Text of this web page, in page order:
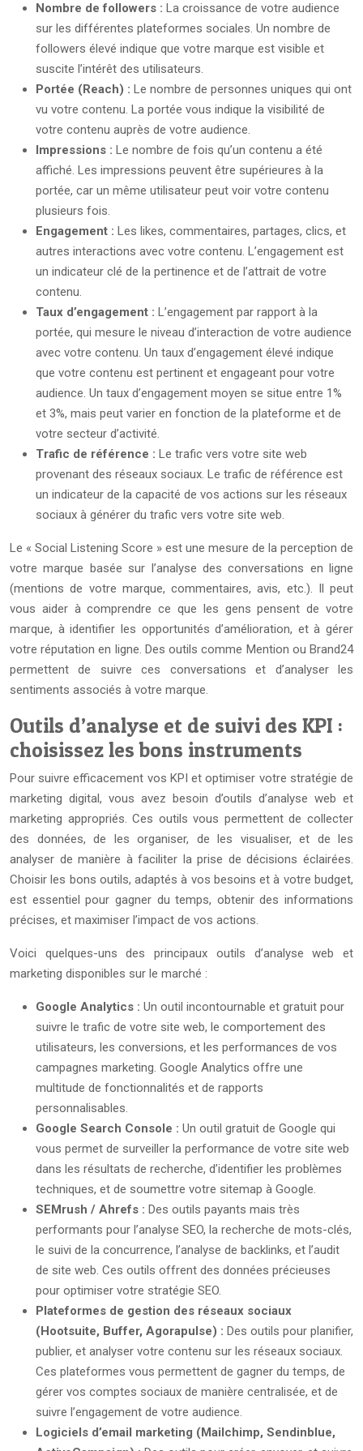
Nombre de followers : La croissance de votre audience
sur les différentes plateformes sociales. Un nombre de
followers élevé indique que votre marque est visible et
suscite l’intérêt des utilisateurs.
Portée (Reach) : Le nombre de personnes uniques qui ont
vu votre contenu. La portée vous indique la visibilité de
votre contenu auprès de votre audience.
Impressions : Le nombre de fois qu’un contenu a été
affiché. Les impressions peuvent être supérieures à la
portée, car un même utilisateur peut voir votre contenu
plusieurs fois.
Engagement : Les likes, commentaires, partages, clics, et
autres interactions avec votre contenu. L’engagement est
un indicateur clé de la pertinence et de l’attrait de votre
contenu.
Taux d’engagement : L’engagement par rapport à la
portée, qui mesure le niveau d’interaction de votre audience
avec votre contenu. Un taux d’engagement élevé indique
que votre contenu est pertinent et engageant pour votre
audience. Un taux d’engagement moyen se situe entre 1%
et 3%, mais peut varier en fonction de la plateforme et de
votre secteur d’activité.
Trafic de référence : Le trafic vers votre site web
provenant des réseaux sociaux. Le trafic de référence est
un indicateur de la capacité de vos actions sur les réseaux
sociaux à générer du trafic vers votre site web.
Le « Social Listening Score » est une mesure de la perception de
votre marque basée sur l’analyse des conversations en ligne
(mentions de votre marque, commentaires, avis, etc.). Il peut
vous aider à comprendre ce que les gens pensent de votre
marque, à identifier les opportunités d’amélioration, et à gérer
votre réputation en ligne. Des outils comme Mention ou Brand24
permettent de suivre ces conversations et d’analyser les
sentiments associés à votre marque.
Outils d’analyse et de suivi des KPI :
choisissez les bons instruments
Pour suivre efficacement vos KPI et optimiser votre stratégie de
marketing digital, vous avez besoin d’outils d’analyse web et
marketing appropriés. Ces outils vous permettent de collecter
des données, de les organiser, de les visualiser, et de les
analyser de manière à faciliter la prise de décisions éclairées.
Choisir les bons outils, adaptés à vos besoins et à votre budget,
est essentiel pour gagner du temps, obtenir des informations
précises, et maximiser l’impact de vos actions.
Voici quelques-uns des principaux outils d’analyse web et
marketing disponibles sur le marché :
Google Analytics : Un outil incontournable et gratuit pour
suivre le trafic de votre site web, le comportement des
utilisateurs, les conversions, et les performances de vos
campagnes marketing. Google Analytics offre une
multitude de fonctionnalités et de rapports
personnalisables.
Google Search Console : Un outil gratuit de Google qui
vous permet de surveiller la performance de votre site web
dans les résultats de recherche, d’identifier les problèmes
techniques, et de soumettre votre sitemap à Google.
SEMrush / Ahrefs : Des outils payants mais très
performants pour l’analyse SEO, la recherche de mots-clés,
le suivi de la concurrence, l’analyse de backlinks, et l’audit
de site web. Ces outils offrent des données précieuses
pour optimiser votre stratégie SEO.
Plateformes de gestion des réseaux sociaux
(Hootsuite, Buffer, Agorapulse) : Des outils pour planifier,
publier, et analyser votre contenu sur les réseaux sociaux.
Ces plateformes vous permettent de gagner du temps, de
gérer vos comptes sociaux de manière centralisée, et de
suivre l’engagement de votre audience.
Logiciels d’email marketing (Mailchimp, Sendinblue,